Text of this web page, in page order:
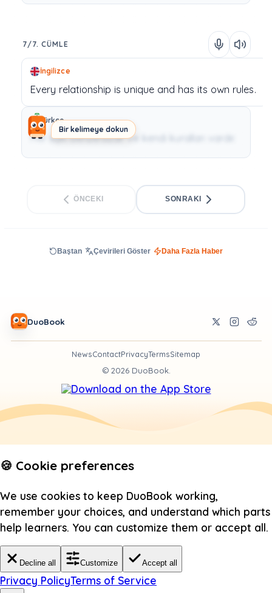
Bir kelimeye dokun
7/7. CÜMLE
İngilizce
Every relationship is unique and has its own rules.
Türkçe
Her ilişki benzersizdir ve kendi kuralları vardır.
ÖNCEKI SONRAKI
Baştan Çevirileri Göster Daha Fazla Haber
DuoBook
NewsContactPrivacyTermsSitemap
© 2026DuoBook.
🍪 Cookie preferences
We use cookies to keep DuoBook working,
remember your choices, and understand which parts
help learners. You can customize them or accept all.
Decline all Customize Accept all
Privacy PolicyTerms of Service